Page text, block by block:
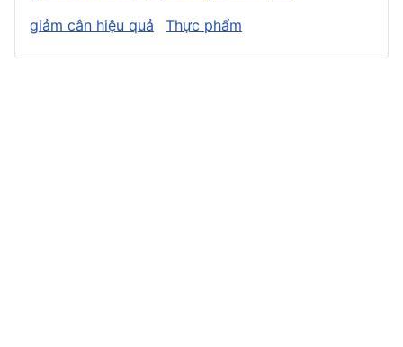
giảm cân hiệu quả
Thực phẩm